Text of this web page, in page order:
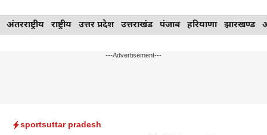
Skip
to
अंतरराष्ट्रीय राष्ट्रीय उत्तर प्रदेश उत्तराखंड पंजाब हरियाणा झारखण्ड
---Advertisement---
sportsuttar pradesh